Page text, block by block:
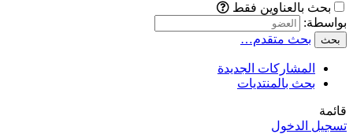
بحث بالعناوين فقط
بواسطة:
بحث بحث متقدم…
المشاركات الجديدة
بحث بالمنتديات
قائمة
تسجيل الدخول